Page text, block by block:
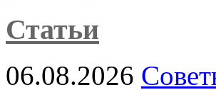
Статьи
06.08.2026